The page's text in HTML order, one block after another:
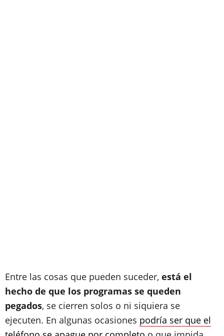
Entre las cosas que pueden suceder, está el
hecho de que los programas se queden
pegados, se cierren solos o ni siquiera se
ejecuten. En algunas ocasiones podría ser que el